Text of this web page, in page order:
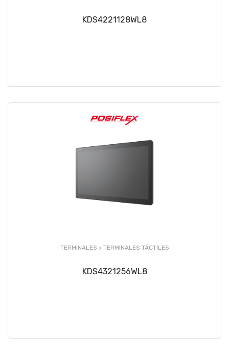
KDS4221128WL8
TERMINALES > TERMINALES TÁCTILES
KDS4321256WL8